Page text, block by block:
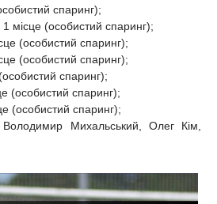
спаринг);
місце (особистий спаринг);
(особистий спаринг);
(особистий спаринг);
спаринг);
(особистий спаринг);
(особистий спаринг);
Володимир Михальський, Олег Кім,